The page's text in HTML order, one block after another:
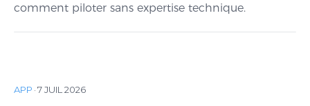
comment piloter sans expertise technique.
APP ·7 JUIL 2026